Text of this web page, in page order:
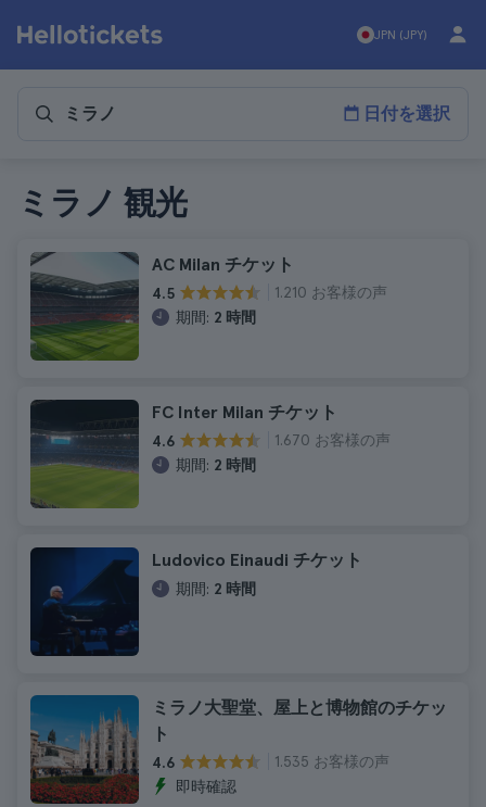
JPN (JPY)
日付を選択
ミラノ 観光
AC Milan チケット
4.5
1.210 お客様の声
期間: 2 時間
FC Inter Milan チケット
4.6
1.670 お客様の声
期間: 2 時間
Ludovico Einaudi チケット
期間: 2 時間
ミラノ大聖堂、屋上と博物館のチケッ
ト
4.6
1.535 お客様の声
即時確認